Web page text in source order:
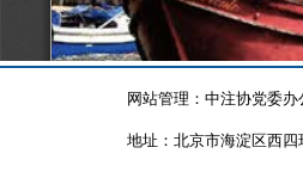
网站管理：中注协党委办
地址：北京市海淀区西